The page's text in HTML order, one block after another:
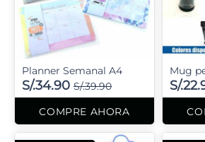
Planner Semanal A4
S/.34.90 S/.39.90
COMPRE AHORA
Mug
S/